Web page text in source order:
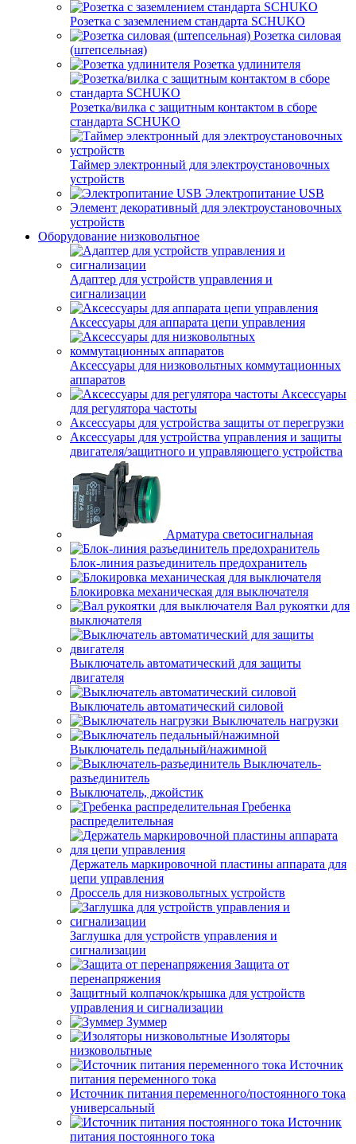
Розетка с заземлением стандарта SCHUKO
Розетка силовая
(штепсельная)
Розетка удлинителя
Розетка/вилка с защитным контактом в сборе
стандарта SCHUKO
Таймер электронный для электроустановочных
устройств
Электропитание USB
Элемент декоративный для электроустановочных
устройств
Оборудование низковольтное
Адаптер для устройств управления и
сигнализации
Аксессуары для аппарата цепи управления
Аксессуары для низковольтных коммутационных
аппаратов
Аксессуары
для регулятора частоты
Аксессуары для устройства защиты от перегрузки
Аксессуары для устройства управления и защиты
двигателя/защитного и управляющего устройства
Арматура светосигнальная
Блок-линия разъединитель предохранитель
Блокировка механическая для выключателя
Вал рукоятки для
выключателя
Выключатель автоматический для защиты
двигателя
Выключатель автоматический силовой
Выключатель нагрузки
Выключатель педальный/нажимной
Выключатель-
разъединитель
Выключатель, джойстик
Гребенка
распределительная
Держатель маркировочной пластины аппарата для
цепи управления
Дроссель для низковольтных устройств
Заглушка для устройств управления и
сигнализации
Защита от
перенапряжения
Защитный колпачок/крышка для устройств
управления и сигнализации
Зуммер
Изоляторы
низковольтные
Источник
питания переменного тока
Источник питания переменного/постоянного тока
универсальный
Источник
питания постоянного тока